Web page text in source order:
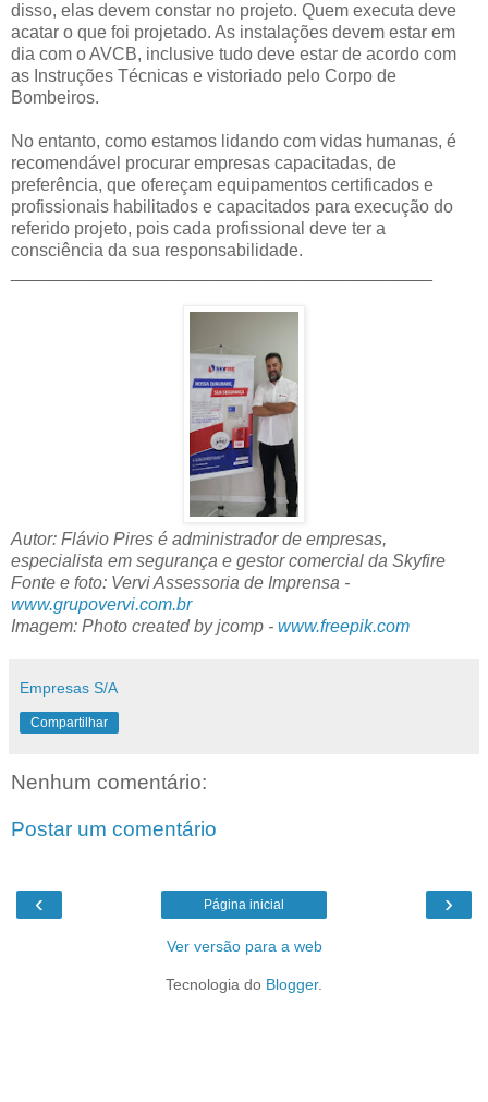
disso, elas devem constar no projeto. Quem executa deve
acatar o que foi projetado. As instalações devem estar em
dia com o AVCB, inclusive tudo deve estar de acordo com
as Instruções Técnicas e vistoriado pelo Corpo de
Bombeiros.
No entanto, como estamos lidando com vidas humanas, é
recomendável procurar empresas capacitadas, de
preferência, que ofereçam equipamentos certificados e
profissionais habilitados e capacitados para execução do
referido projeto, pois cada profissional deve ter a
consciência da sua responsabilidade.
Autor: Flávio Pires é administrador de empresas,
especialista em segurança e gestor comercial da Skyfire
Fonte e foto: Vervi Assessoria de Imprensa -
www.grupovervi.com.br
Imagem: Photo created by jcomp - www.freepik.com
Empresas S/A
Compartilhar
Nenhum comentário:
Postar um comentário
‹ ›
Página inicial
Ver versão para a web
Tecnologia do Blogger.